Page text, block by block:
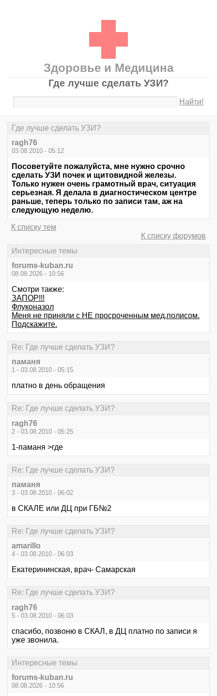
Здоровье и Медицина
Где лучше сделать УЗИ?
Найти!
Где лучше сделать УЗИ?
ragh76
03.08.2010 - 05:12
Посоветуйте пожалуйста, мне нужно срочно
сделать УЗИ почек и щитовидной железы.
Только нужен очень грамотный врач, ситуация
серьезная. Я делала в диагностическом центре
раньше, теперь только по записи там, аж на
следующую неделю.
К списку тем
К списку форумов
Интересные темы
forums-kuban.ru
08.08.2026 - 10:56
Смотри также:
ЗАПОР!!!
Флуконазол
Меня не приняли с НЕ просроченным мед.полисом.
Подскажите.
Re: Где лучше сделать УЗИ?
паманя
1 - 03.08.2010 - 05:15
платно в день обращения
Re: Где лучше сделать УЗИ?
ragh76
2 - 03.08.2010 - 05:25
1-паманя >где
Re: Где лучше сделать УЗИ?
паманя
3 - 03.08.2010 - 06:02
в СКАЛЕ или ДЦ при ГБ№2
Re: Где лучше сделать УЗИ?
amarillo
4 - 03.08.2010 - 06:03
Екатерининская, врач- Самарская
Re: Где лучше сделать УЗИ?
ragh76
5 - 03.08.2010 - 06:03
спасибо, позвоню в СКАЛ, в ДЦ платно по записи я
уже звонила.
Интересные темы
forums-kuban.ru
08.08.2026 - 10:56